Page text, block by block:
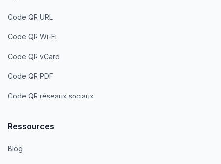
Code QR URL
Code QR Wi-Fi
Code QR vCard
Code QR PDF
Code QR réseaux sociaux
Ressources
Blog